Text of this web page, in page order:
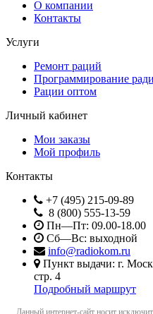
О компании
Контакты
Услуги
Ремонт раций
Программирование
Рации оптом
Личный кабинет
Мои заказы
Мой профиль
Контакты
+7 (495) 215-09-89
8 (800) 555-13-59
Пн—Пт: 09.00-18.00
Сб—Вс: выходной
info@radiokom.ru
Пункт выдачи: г.
стр. 4
Подробный маршрут
Данный интернет-сайт носит